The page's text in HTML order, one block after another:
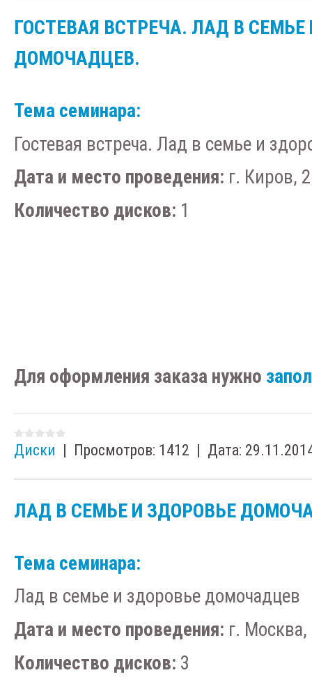
ГОСТЕВАЯ ВСТРЕЧА. ЛАД В СЕМЬЕ
ДОМОЧАДЦЕВ.
Тема семинара:
Гостевая встреча. Лад в семье и
Дата и место проведения: г. Киров,
Количество дисков: 1
Для оформления заказа нужно
Диски Просмотров: 1412 Дата:
ЛАД В СЕМЬЕ И ЗДОРОВЬЕ
Тема семинара:
Лад в семье и здоровье домочадцев
Дата и место проведения: г. Москва,
Количество дисков: 3